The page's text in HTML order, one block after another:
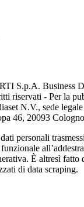
RTI S.p.A. Business
riservati - Per la
N.V., sede legale
46, 20093
personali
È altresì fatto
di data scraping.